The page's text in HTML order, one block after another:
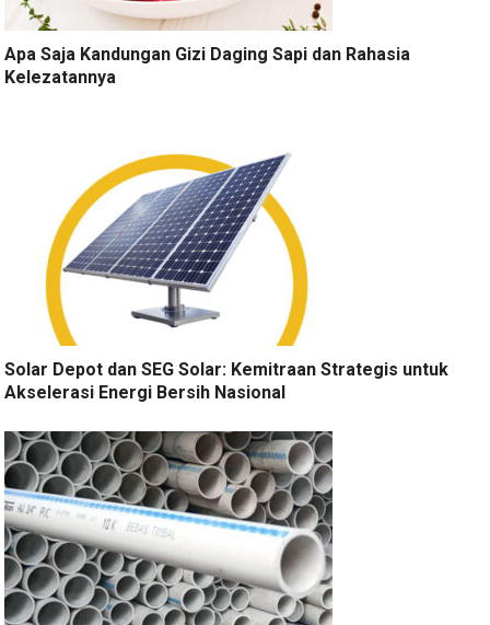
Apa Saja Kandungan Gizi Daging Sapi dan Rahasia
Kelezatannya
Solar Depot dan SEG Solar: Kemitraan Strategis untuk
Akselerasi Energi Bersih Nasional